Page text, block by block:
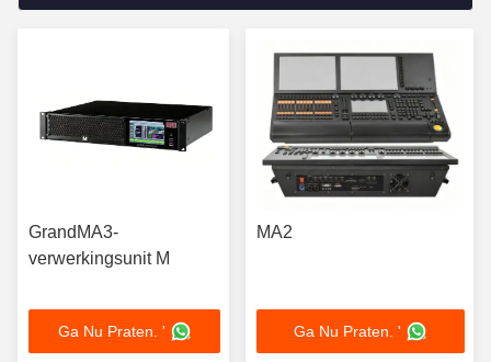
GrandMA3-
verwerkingsunit M
Ga Nu Praten. '
MA2
Ga Nu Praten. '